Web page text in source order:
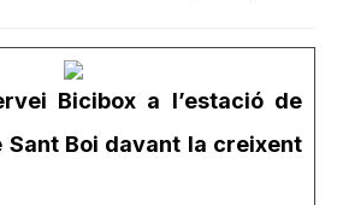
Bicibox a l’estació de
Boi davant la creixent